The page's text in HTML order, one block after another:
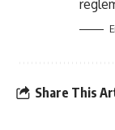
Share This